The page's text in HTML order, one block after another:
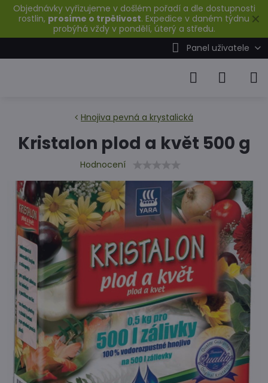
✕
Objednávky vyřizujeme v došlém pořadí a dle dostupnosti
rostlin, prosíme o trpělivost. Expedice v daném týdnu
probýhá vždy v pondělí, úterý a středu.
Panel uživatele
Hnojiva pevná a krystalická
Kristalon plod a květ 500 g
Hodnocení